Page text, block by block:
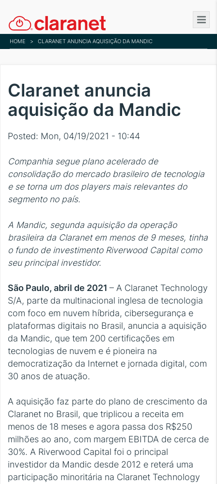
to
main
content
HOME > CLARANET ANUNCIA AQUISIÇÃO DA MANDIC
Claranet anuncia
aquisição da Mandic
Posted: Mon, 04/19/2021 - 10:44
Companhia segue plano acelerado de
consolidação do mercado brasileiro de tecnologia
e se torna um dos players mais relevantes do
segmento no país.
A Mandic, segunda aquisição da operação
brasileira da Claranet em menos de 9 meses, tinha
o fundo de investimento Riverwood Capital como
seu principal investidor.
São Paulo, abril de 2021 – A Claranet Technology
S/A, parte da multinacional inglesa de tecnologia
com foco em nuvem híbrida, cibersegurança e
plataformas digitais no Brasil, anuncia a aquisição
da Mandic, que tem 200 certificações em
tecnologias de nuvem e é pioneira na
democratização da Internet e jornada digital, com
30 anos de atuação.
A aquisição faz parte do plano de crescimento da
Claranet no Brasil, que triplicou a receita em
menos de 18 meses e agora passa dos R$250
milhões ao ano, com margem EBITDA de cerca de
30%. A Riverwood Capital foi o principal
investidor da Mandic desde 2012 e reterá uma
participação minoritária na Claranet Technology